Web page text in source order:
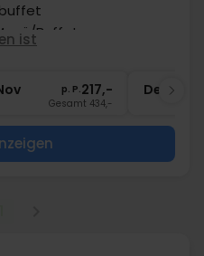
Buffet
Zimmer
ist
p. P.217,-
Gesamt 434,-
Dez